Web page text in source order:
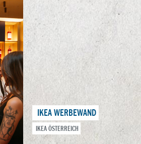
IKEA WERBEWAND
IKEA ÖSTERREICH